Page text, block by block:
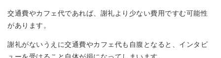
交通費やカフェ代であれば、謝礼より少ない費用ですむ可能性
があります。
謝礼がないうえに交通費やカフェ代も自腹となると、インタビ
ューを受けること自体が損になってしまいます。